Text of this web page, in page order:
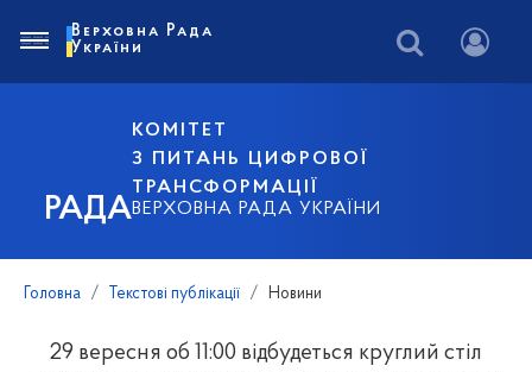
РАДА
КОМІТЕТ
З ПИТАНЬ ЦИФРОВОЇ
ТРАНСФОРМАЦІЇ
ВЕРХОВНА РАДА УКРАЇНИ
Верховна Рада
України
Головна Текстові публікації Новини
29 вересня об 11:00 відбудеться круглий стіл